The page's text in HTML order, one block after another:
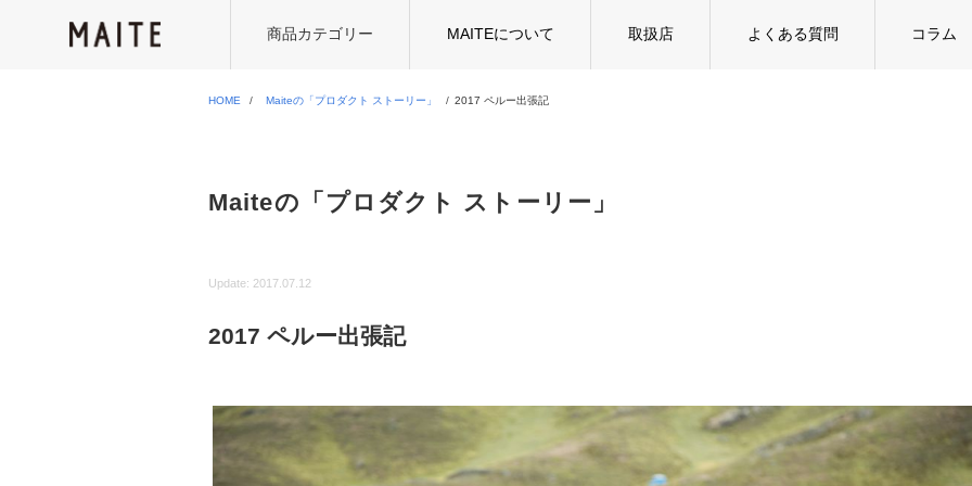
商品カテゴリー MAITEについて 取扱店 よくある質問 コラム
HOME Maiteの「プロダクト ストーリー」 2017 ペルー出張記
Maiteの「プロダクト ストーリー」
Update: 2017.07.12
2017 ペルー出張記